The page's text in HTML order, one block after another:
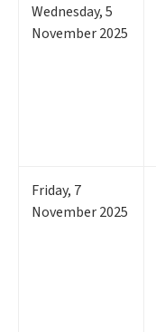
Wednesday,5
November 2025
Friday, 7
November 2025